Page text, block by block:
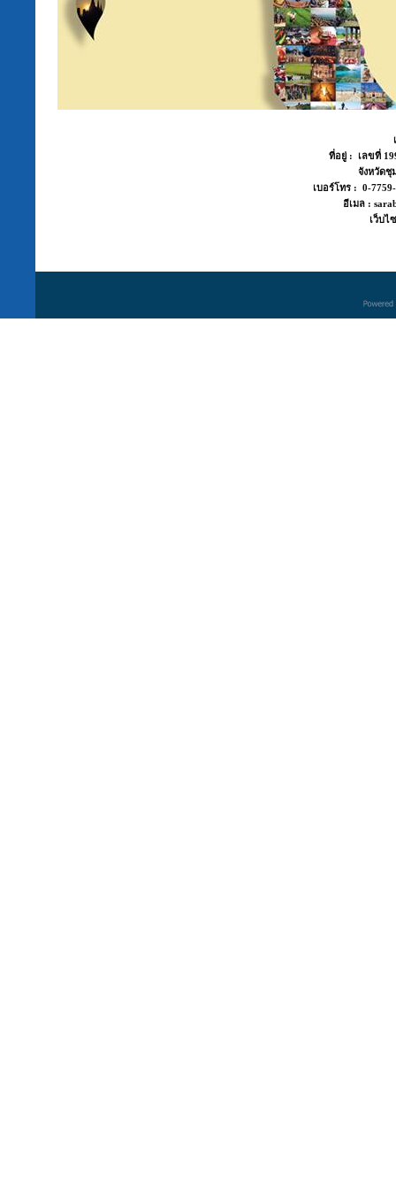
ที่อยู่ : เลขที่
จังหวัด
เบอร์โทร : 0-
อีเมล :
เว็บไ